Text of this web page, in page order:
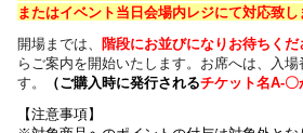
またはイベント当日会場内レジにて対応致し
開場までは、
階段にお並びになりお待ちくだ
らご案内を開始いたします。お席へは、入
す。
（ご購入時に発行されるチケット名A-〇
【注意事項】